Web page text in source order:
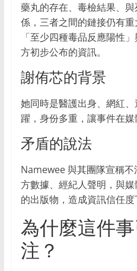
藥丸的存在、毒檢結果、
係，三者之間的鏈接仍有
「至少四種毒品反應陽性
方初步公布的資訊。
謝侑芯的背景
她同時是醫護出身、網紅
躍，身份多重，讓事件在媒
矛盾的說法
Namewee 與其團隊宣稱
方數據、經紀人聲明，與
的出版物，造成資訊信任度
為什麼這件
注？